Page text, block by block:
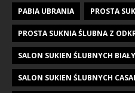
PABIA UBRANIA PROSTA
PROSTA SUKNIA ŚLUBNA Z
SALON SUKIEN ŚLUBNYCH
SALON SUKIEN ŚLUBNYCH